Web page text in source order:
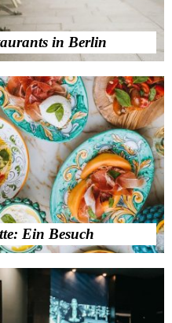
in Berlin
Ein Besuch